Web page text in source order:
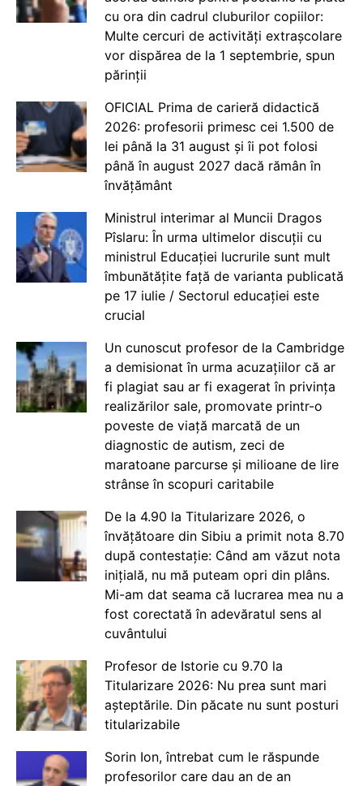
cu ora din cadrul cluburilor copiilor:
Multe cercuri de activități extrașcolare
vor dispărea de la 1 septembrie, spun
părinții
OFICIAL Prima de carieră didactică
2026: profesorii primesc cei 1.500 de
lei până la 31 august și îi pot folosi
până în august 2027 dacă rămân în
învățământ
Ministrul interimar al Muncii Dragos
Pîslaru: În urma ultimelor discuții cu
ministrul Educației lucrurile sunt mult
îmbunătățite față de varianta publicată
pe 17 iulie / Sectorul educației este
crucial
Un cunoscut profesor de la Cambridge
a demisionat în urma acuzațiilor că ar
fi plagiat sau ar fi exagerat în privința
realizărilor sale, promovate printr-o
poveste de viață marcată de un
diagnostic de autism, zeci de
maratoane parcurse și milioane de lire
strânse în scopuri caritabile
De la 4.90 la Titularizare 2026, o
învățătoare din Sibiu a primit nota 8.70
după contestație: Când am văzut nota
inițială, nu mă puteam opri din plâns.
Mi-am dat seama că lucrarea mea nu a
fost corectată în adevăratul sens al
cuvântului
Profesor de Istorie cu 9.70 la
Titularizare 2026: Nu prea sunt mari
așteptările. Din păcate nu sunt posturi
titularizabile
Sorin Ion, întrebat cum le răspunde
profesorilor care dau an de an